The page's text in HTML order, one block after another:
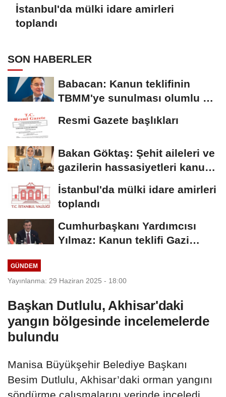
İstanbul'da mülki idare amirleri
toplandı
SON HABERLER
Babacan: Kanun teklifinin
TBMM'ye sunulması olumlu bir
Resmi Gazete başlıkları
Bakan Göktaş: Şehit aileleri ve
gazilerin hassasiyetleri kanun
teklifinde...
İstanbul'da mülki idare amirleri
toplandı
Cumhurbaşkanı Yardımcısı
Yılmaz: Kanun teklifi Gazi
GÜNDEM
Yayınlanma: 29 Haziran 2025 - 18:00
Başkan Dutlulu, Akhisar'daki
yangın bölgesinde incelemelerde
bulundu
Manisa Büyükşehir Belediye Başkanı
Besim Dutlulu, Akhisar’daki orman yangını